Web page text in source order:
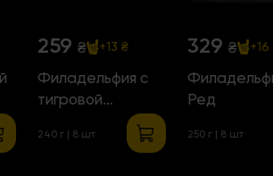
259 ₴ +13 ₴
Филадельфия с
тигровой
манго
240 г | 8 шт
329 ₴ +16
Ред
250 г | 8 шт